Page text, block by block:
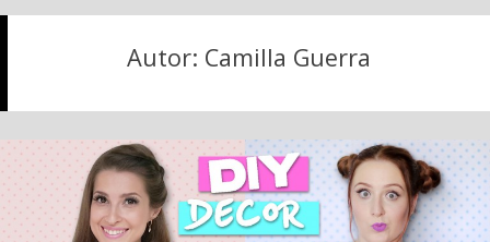
Autor: Camilla Guerra